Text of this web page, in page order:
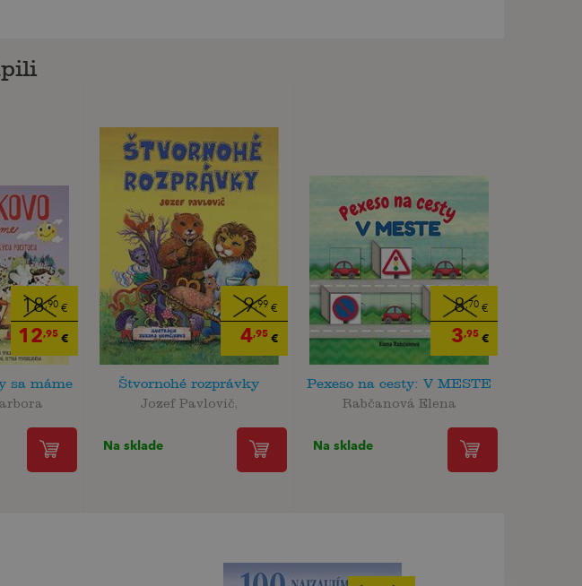
18,90 €
12,95 €
sa máme
9,99 €
4,95 €
Štvornohé rozprávky
Jozef Pavlovič,
Na sklade
8,70€
3,95€
Pexeso na cesty: V MESTE
Rabčanová Elena
Na sklade